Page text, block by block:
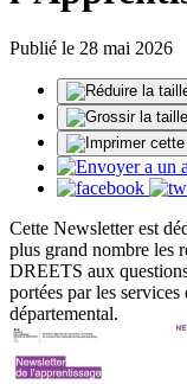
Publié le 28 mai 2026
Cette Newsletter est
plus grand nombre les
DREETS aux
portées par les
départemental.